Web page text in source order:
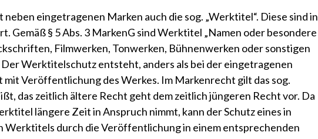
eingetragenen Marken auch die sog. „Werktitel“. Diese sind in
Gemäß § 5 Abs. 3 MarkenG sind Werktitel „Namen oder besondere
Filmwerken, Tonwerken, Bühnenwerken oder sonstigen
Werktitelschutz entsteht, anders als bei der eingetragenen
mit Veröffentlichung des Werkes. Im Markenrecht gilt das sog.
das zeitlich ältere Recht geht dem zeitlich jüngeren Recht vor. Da
längere Zeit in Anspruch nimmt, kann der Schutz eines in
Werktitels durch die Veröffentlichung in einem entsprechenden